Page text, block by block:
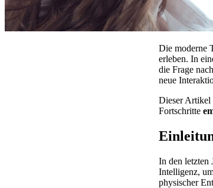
Die moderne
erleben. In
die Frage
neue
Dieser Artikel
Fortschritte
In den letzten
Intelligenz,
physischer